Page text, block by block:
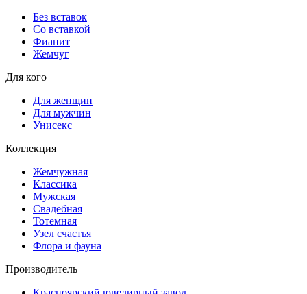
Без вставок
Со вставкой
Фианит
Жемчуг
Для кого
Для женщин
Для мужчин
Унисекс
Коллекция
Жемчужная
Классика
Мужская
Свадебная
Тотемная
Узел счастья
Флора и фауна
Производитель